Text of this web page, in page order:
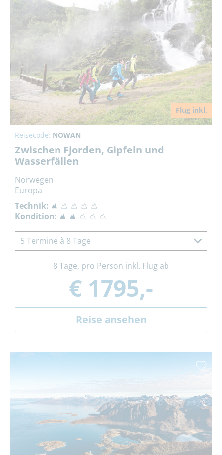
Flug inkl.
Reisecode: NOWAN
Zwischen Fjorden, Gipfeln und
Wasserfällen
Norwegen
Europa
Technik:
Kondition:
5 Termine à 8 Tage
8 Tage, pro Person inkl. Flug ab
€ 1795,-
Reise ansehen